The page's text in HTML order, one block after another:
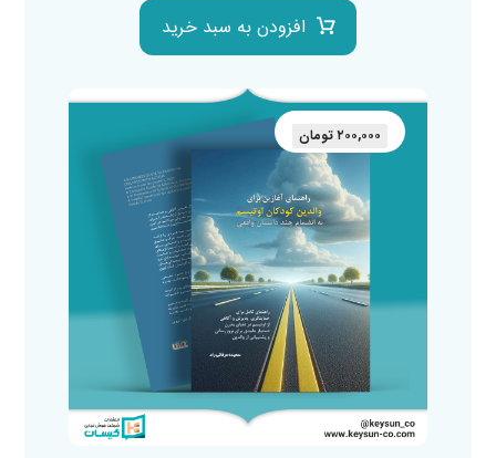
افزودن به سبد خرید
۲۰۰,۰۰۰ تومان